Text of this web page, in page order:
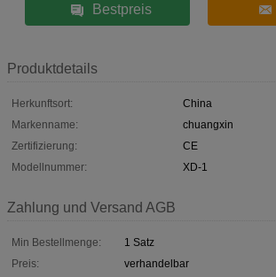
Bestpreis
Produktdetails
Herkunftsort:
China
Markenname:
chuangxin
Zertifizierung:
CE
Modellnummer:
XD-1
Zahlung und Versand AGB
Min Bestellmenge:
1 Satz
Preis:
verhandelbar